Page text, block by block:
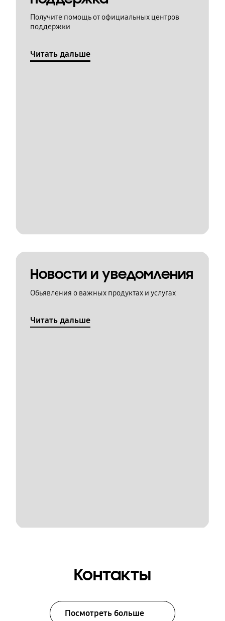
Получите помощь от официальных центров
поддержки
Читать дальше
Новости и уведомления
Обьявления о важных продуктах и услугах
Читать дальше
Контакты
Посмотреть больше